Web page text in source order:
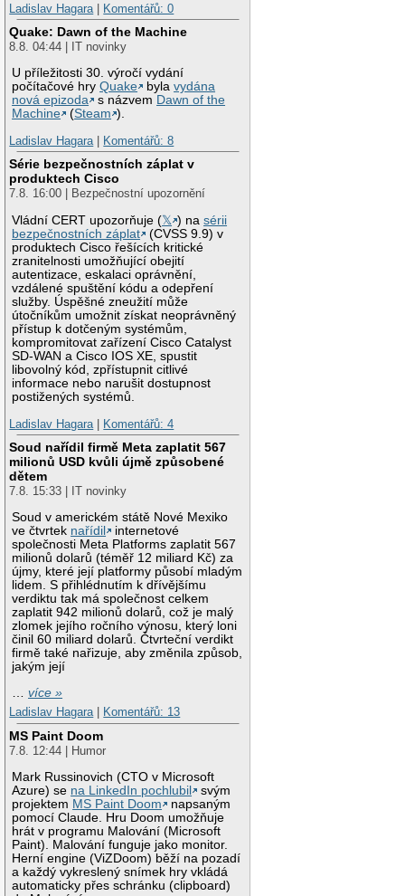
Ladislav Hagara
Komentářů: 0
Quake: Dawn of the Machine
8.8. 04:44 | IT novinky
U příležitosti 30. výročí vydání
počítačové hryQuake bylavydána
nová epizoda
s názvem Dawn of the
Machine
(Steam ).
Ladislav Hagara
Komentářů: 8
Série bezpečnostních záplat v
produktech Cisco
7.8. 16:00 | Bezpečnostní upozornění
Vládní CERT upozorňuje (𝕏 ) nasérii
bezpečnostních záplat
(CVSS 9.9) v
produktech Cisco řešících kritické
zranitelnosti umožňující obejití
autentizace, eskalaci oprávnění,
vzdálené spuštění kódu a odepření
služby. Úspěšné zneužití může
útočníkům umožnit získat neoprávněný
přístup k dotčeným systémům,
kompromitovat zařízení Cisco Catalyst
SD-WAN a Cisco IOS XE, spustit
libovolný kód, zpřístupnit citlivé
informace nebo narušit dostupnost
postižených systémů.
Ladislav Hagara
Komentářů: 4
Soud nařídil firmě Meta zaplatit 567
milionů USD kvůli újmě způsobené
dětem
7.8. 15:33 | IT novinky
Soud v americkém státě Nové Mexiko
ve čtvrtek nařídil
internetové
společnosti Meta Platforms zaplatit 567
milionů dolarů (téměř 12 miliard Kč) za
újmy, které její platformy působí mladým
lidem. S přihlédnutím k dřívějšímu
verdiktu tak má společnost celkem
zaplatit 942 milionů dolarů, což je malý
zlomek jejího ročního výnosu, který loni
činil 60 miliard dolarů. Čtvrteční verdikt
firmě také nařizuje, aby změnila způsob,
jakým její
…více »
Ladislav Hagara| Komentářů: 13
MS Paint Doom
7.8. 12:44 | Humor
Mark Russinovich (CTO v Microsoft
Azure) se na LinkedIn pochlubil
svým
projektem MS Paint Doom
napsaným
pomocí Claude. Hru Doom umožňuje
hrát v programu Malování (Microsoft
Paint). Malování funguje jako monitor.
Herní engine (ViZDoom) běží na pozadí
a každý vykreslený snímek hry vkládá
automaticky přes schránku (clipboard)